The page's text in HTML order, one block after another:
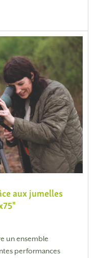
aux jumelles
un ensemble
performances